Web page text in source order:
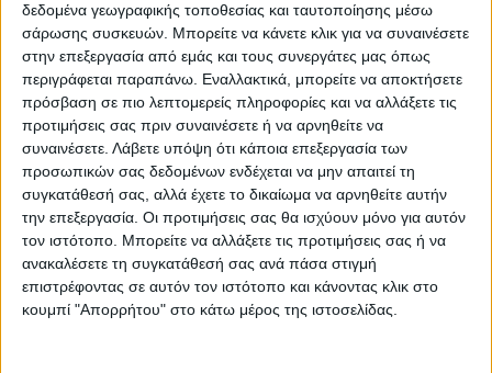
δεδομένα γεωγραφικής τοποθεσίας και ταυτοποίησης μέσω
σάρωσης συσκευών. Μπορείτε να κάνετε κλικ για να συναινέσετε
στην επεξεργασία από εμάς και τους συνεργάτες μας όπως
περιγράφεται παραπάνω. Εναλλακτικά, μπορείτε να αποκτήσετε
πρόσβαση σε πιο λεπτομερείς πληροφορίες και να αλλάξετε τις
προτιμήσεις σας πριν συναινέσετε ή να αρνηθείτε να
συναινέσετε. Λάβετε υπόψη ότι κάποια επεξεργασία των
προσωπικών σας δεδομένων ενδέχεται να μην απαιτεί τη
συγκατάθεσή σας, αλλά έχετε το δικαίωμα να αρνηθείτε αυτήν
την επεξεργασία. Οι προτιμήσεις σας θα ισχύουν μόνο για αυτόν
τον ιστότοπο. Μπορείτε να αλλάξετε τις προτιμήσεις σας ή να
ανακαλέσετε τη συγκατάθεσή σας ανά πάσα στιγμή
επιστρέφοντας σε αυτόν τον ιστότοπο και κάνοντας κλικ στο
κουμπί "Απορρήτου" στο κάτω μέρος της ιστοσελίδας.
Συμβούλιο Καρδίτσας
σεξουαλικά ανήλικα
ΝΕΟΣ ΑΓΩΝ
https://neosagon.gr
Η Αρχαιότερη Καθημερινή Πρωινή Εφημερίδα της Καρδίτσας